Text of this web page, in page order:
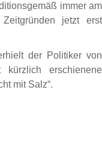
immer am
jetzt erst
der Politiker von
erschienene
mit Salz“.